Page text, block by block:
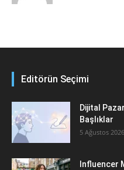
Editörün Seçimi
Dijital
Başlıklar
5 Ağustos 2026
Influencer